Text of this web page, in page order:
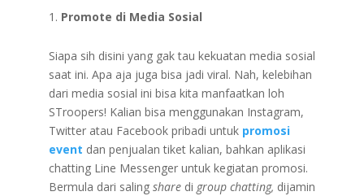
Promote di Media Sosial
Siapa sih disini yang gak tau kekuatan media sosial
saat ini. Apa aja juga bisa jadi viral. Nah, kelebihan
dari media sosial ini bisa kita manfaatkan loh
STroopers! Kalian bisa menggunakan Instagram,
Twitter atau Facebook pribadi untuk promosi
event dan penjualan tiket kalian, bahkan aplikasi
chatting Line Messenger untuk kegiatan promosi.
Bermula dari saling share di group chatting, dijamin